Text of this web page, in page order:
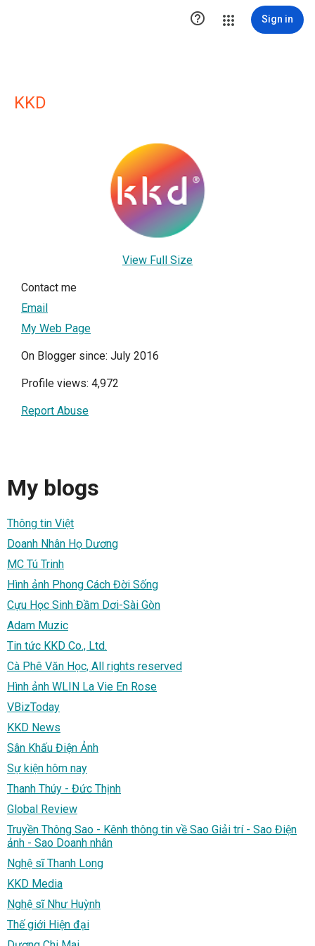
 Sign in
KKD
View Full Size
Contact me
Email
My Web Page
On Blogger since: July 2016
Profile views: 4,972
Report Abuse
My blogs
Thông tin Việt
Doanh Nhân Họ Dương
MC Tú Trinh
Hình ảnh Phong Cách Đời Sống
Cựu Học Sinh Đầm Dơi-Sài Gòn
Adam Muzic
Tin tức KKD Co., Ltd.
Cà Phê Văn Học, All rights reserved
Hình ảnh WLIN La Vie En Rose
VBizToday
KKD News
Sân Khấu Điện Ảnh
Sự kiện hôm nay
Thanh Thúy - Đức Thịnh
Global Review
Truyền Thông Sao - Kênh thông tin về Sao Giải trí - Sao Điện
ảnh - Sao Doanh nhân
Nghệ sĩ Thanh Long
KKD Media
Nghệ sĩ Như Huỳnh
Thế giới Hiện đại